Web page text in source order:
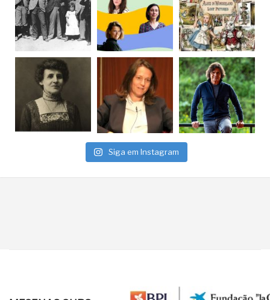
Siga em Instagram